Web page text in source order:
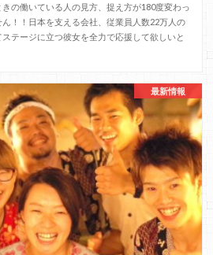
の働いている人の見方、捉え方が180度変わっ
！！日本を支える会社、従業員人数22万人の
テージに立つ彼女を全力で応援して欲しいと
最新情報